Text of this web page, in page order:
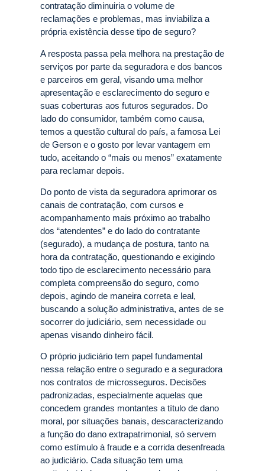
contratação diminuiria o volume de
reclamações e problemas, mas inviabiliza a
própria existência desse tipo de seguro?
A resposta passa pela melhora na prestação de
serviços por parte da seguradora e dos bancos
e parceiros em geral, visando uma melhor
apresentação e esclarecimento do seguro e
suas coberturas aos futuros segurados. Do
lado do consumidor, também como causa,
temos a questão cultural do país, a famosa Lei
de Gerson e o gosto por levar vantagem em
tudo, aceitando o “mais ou menos” exatamente
para reclamar depois.
Do ponto de vista da seguradora aprimorar os
canais de contratação, com cursos e
acompanhamento mais próximo ao trabalho
dos “atendentes” e do lado do contratante
(segurado), a mudança de postura, tanto na
hora da contratação, questionando e exigindo
todo tipo de esclarecimento necessário para
completa compreensão do seguro, como
depois, agindo de maneira correta e leal,
buscando a solução administrativa, antes de se
socorrer do judiciário, sem necessidade ou
apenas visando dinheiro fácil.
O próprio judiciário tem papel fundamental
nessa relação entre o segurado e a seguradora
nos contratos de microsseguros. Decisões
padronizadas, especialmente aquelas que
concedem grandes montantes a título de dano
moral, por situações banais, descaracterizando
a função do dano extrapatrimonial, só servem
como estímulo à fraude e a corrida desenfreada
ao judiciário. Cada situação tem uma